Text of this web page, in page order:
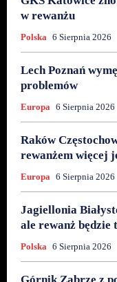
w rewanżu
Polska 6 Sierpnia 2026
Lech Poznań
problemów
Europa 6 Sierpnia 2026
Raków
rewanżem więcej
Europa 6 Sierpnia 2026
Jagiellonia
ale rewanż będzie
Polska 6 Sierpnia 2026